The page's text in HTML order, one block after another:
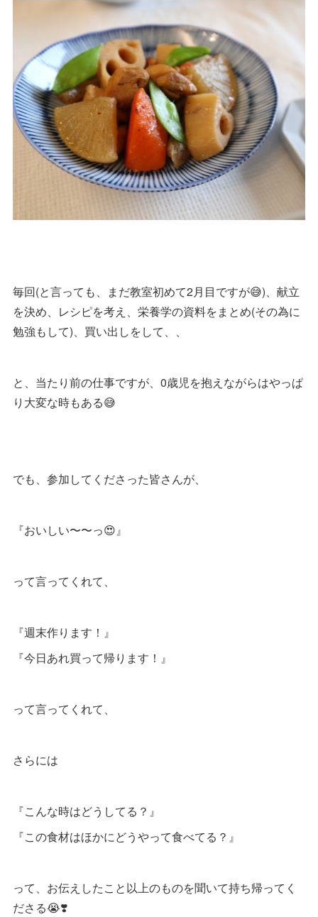
毎回(と言っても、まだ教室初めて2月目ですが😅)、献立
を決め、レシピを考え、栄養学の資料をまとめ(その為に
勉強もして)、買い出しをして、、
と、当たり前の仕事ですが、0歳児を抱えながらはやっぱ
り大変な時もある😅
でも、参加してくださった皆さんが、
『おいしい〜〜っ😍』
って言ってくれて、
『週末作ります！』
『今日あれ買って帰ります！』
って言ってくれて、
さらには
『こんな時はどうしてる？』
『この食材はほかにどうやって食べてる？』
って、お伝えしたこと以上のものを聞いて持ち帰ってく
ださる😭❣️